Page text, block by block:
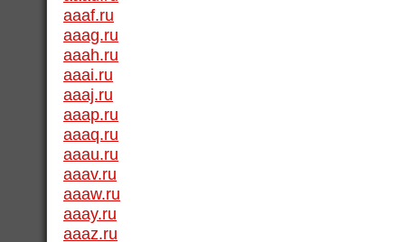
aaaf.ru
aaag.ru
aaah.ru
aaai.ru
aaaj.ru
aaap.ru
aaaq.ru
aaau.ru
aaav.ru
aaaw.ru
aaay.ru
aaaz.ru